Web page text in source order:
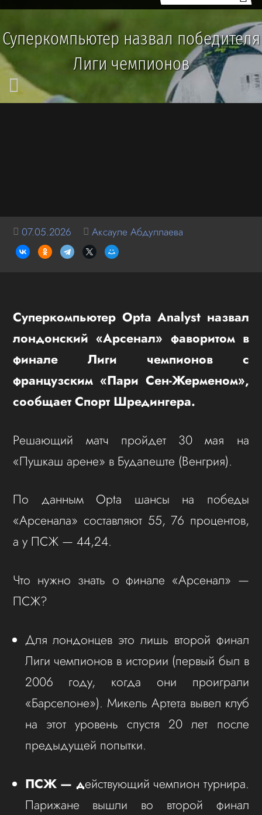
Суперкомпьютер назвал победителя
Лиги чемпионов
07.05.2026 Аксауле Абдуллаева
Суперкомпьютер Opta Analyst назвал
лондонский «Арсенал» фаворитом в
финале Лиги чемпионов с
французским «Пари Сен-Жерменом»,
сообщает Спорт Шредингера.
Решающий матч пройдет 30 мая на
«Пушкаш арене» в Будапеште (Венгрия).
По данным Opta шансы на победы
«Арсенала» составляют 55, 76 процентов,
а у ПСЖ — 44,24.
Что нужно знать о финале «Арсенал» —
ПСЖ?
Для лондонцев это лишь второй финал
Лиги чемпионов в истории (первый был в
2006 году, когда они проиграли
«Барселоне»). Микель Артета вывел клуб
на этот уровень спустя 20 лет после
предыдущей попытки.
ПСЖ — действующий чемпион турнира.
Парижане вышли во второй финал